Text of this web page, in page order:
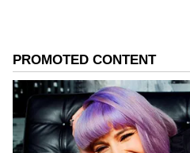
Kannada) ಕ್ಷಣಕ್ಷಣದ
ಏಷ್ಯಾನೆಟ್ ಸುವರ್ಣ
Liveಸೇರಿದಂತೆ ಟೀಂ
(Cricket News in
ಮತ್ತು ನೇರ